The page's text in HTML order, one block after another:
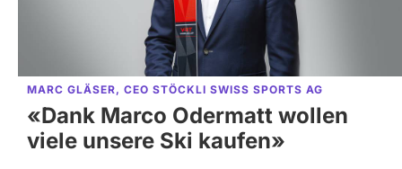
MARC GLÄSER, CEO STÖCKLI SWISS SPORTS AG
«Dank Marco Odermatt wollen
viele unsere Ski kaufen»